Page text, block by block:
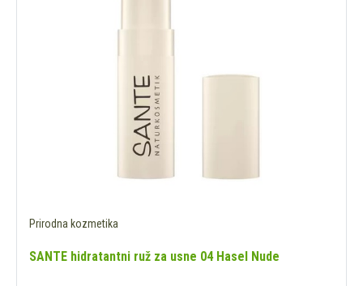
Prirodna kozmetika
SANTE hidratantni ruž za usne 04 Hasel Nude